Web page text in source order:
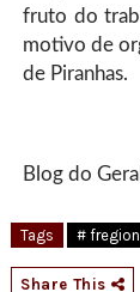
fruto do
motivo de
de Piranhas.
Blog do
Tags #
Share This